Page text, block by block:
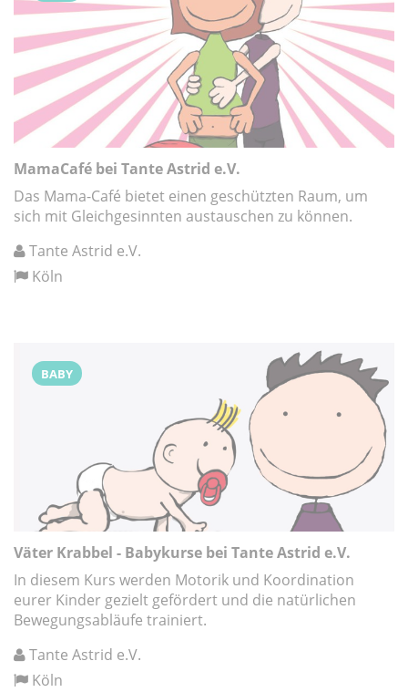
MamaCafé bei Tante Astrid e.V.
Das Mama-Café bietet einen geschützten Raum, um
sich mit Gleichgesinnten austauschen zu können.
Tante Astrid e.V.
Köln
BABY
Väter Krabbel - Babykurse bei Tante Astrid e.V.
In diesem Kurs werden Motorik und Koordination
eurer Kinder gezielt gefördert und die natürlichen
Bewegungsabläufe trainiert.
Tante Astrid e.V.
Köln